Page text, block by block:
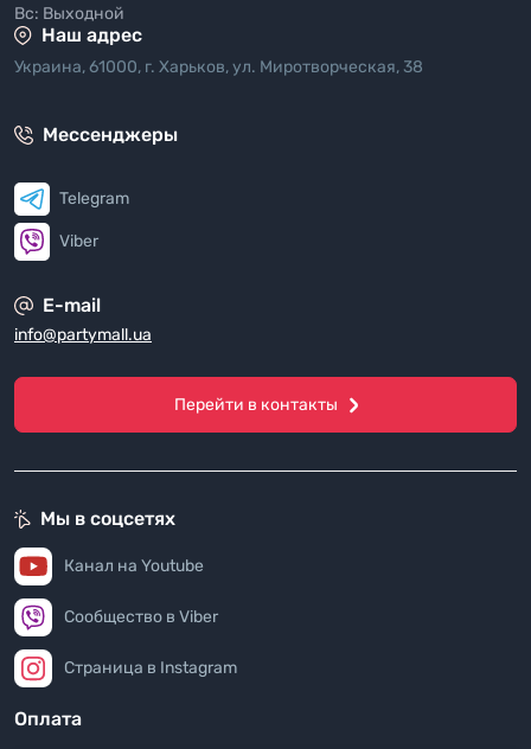
Вс: Выходной
Наш адрес
Украина, 61000, г. Харьков, ул. Миротворческая, 38
Мессенджеры
Telegram
Viber
E-mail
info@partymall.ua
Перейти в контакты
Мы в соцсетях
Канал на Youtube
Сообщество в Viber
Страница в Instagram
Оплата